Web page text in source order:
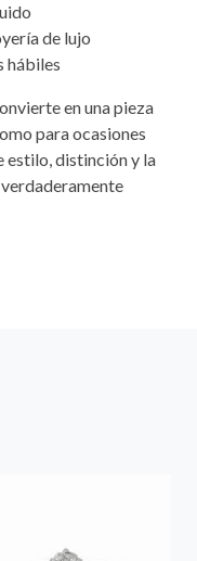
de lujo
hábiles
en una pieza
para ocasiones
estilo, distinción y la